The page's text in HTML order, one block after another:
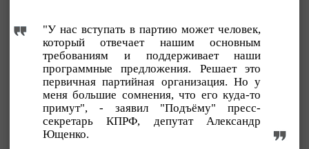
"У нас вступать в партию может человек,
который отвечает нашим основным
требованиям и поддерживает наши
программные предложения. Решает это
первичная партийная организация. Но у
меня большие сомнения, что его куда-то
примут", - заявил "Подъёму" пресс-
секретарь КПРФ, депутат Александр
Ющенко.